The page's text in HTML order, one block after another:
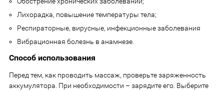
Лихорадка, повышение температуры тела;
Респираторные, вирусные, инфекционные заболевания
Вибрационная болезнь в анамнезе.
Способ использования
Перед тем, как проводить массаж, проверьте заряженность
аккумулятора. При необходимости – зарядите его. Выберите